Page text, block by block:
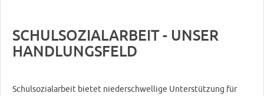
SCHULSOZIALARBEIT - UNSER
HANDLUNGSFELD
Schulsozialarbeit bietet niederschwellige Unterstützung für